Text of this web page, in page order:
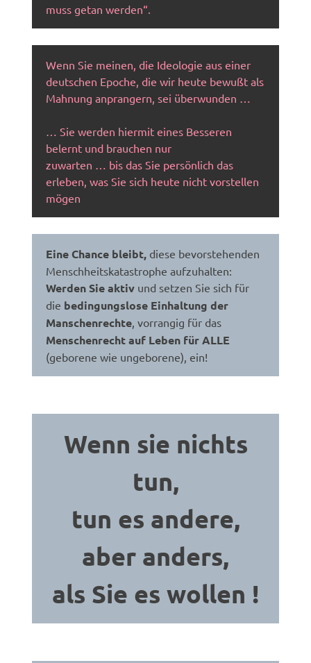
muss getan werden“.
Wenn Sie meinen, die Ideologie aus einer
deutschen Epoche, die wir heute bewußt als
Mahnung anprangern, sei überwunden …
… Sie werden hiermit eines Besseren
belernt und brauchen nur
zuwarten … bis das Sie persönlich das
erleben, was Sie sich heute nicht vorstellen
mögen
Eine Chance bleibt, diese bevorstehenden
Menschheitskatastrophe aufzuhalten:
Werden Sie aktiv und setzen Sie sich für
die bedingungslose Einhaltung der
Manschenrechte , vorrangig für das
Menschenrecht auf Leben für ALLE
(geborene wie ungeborene), ein!
Wenn sie nichts
tun,
tun es andere,
aber anders,
als Sie es wollen !